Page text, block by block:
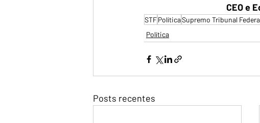
CEO e
STFPolíticaSupremo Tribunal
Política
Posts recentes